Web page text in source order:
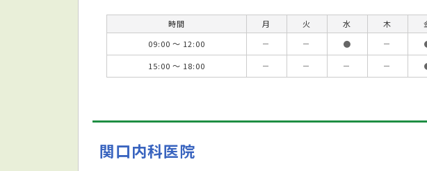
時間 月 火 水 木
09:00 ～ 12:00
－ － ● －
15:00 ～ 18:00
－ － － －
関口内科医院